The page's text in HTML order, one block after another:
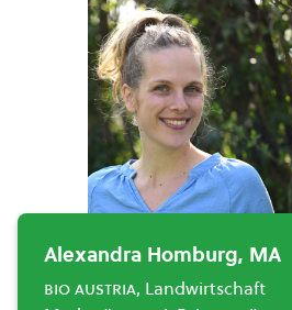
Alexandra Homburg, MA
bio austria, Landwirtschaft